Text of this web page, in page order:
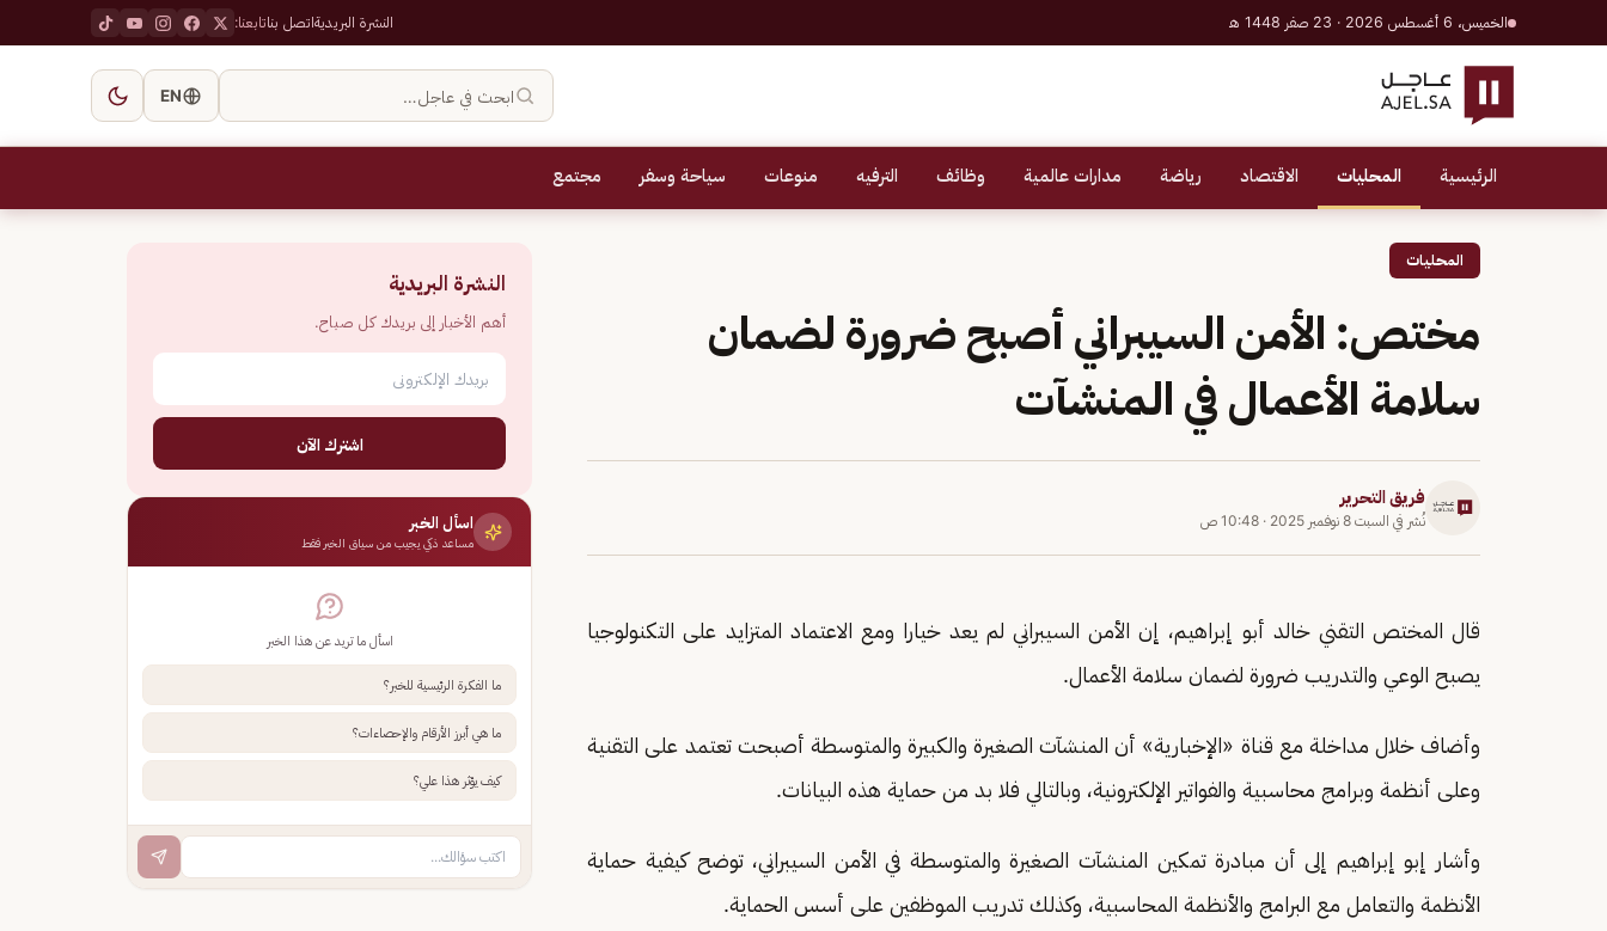
الخميس، 6 أغسطس 2026 · 23 صفر 1448 هـ النشرة البريديةاتصل بناتابعنا:
ابحث في عاجل… EN
الرئيسية المحليات الاقتصاد رياضة مدارات عالمية وظائف الترفيه منوعات سياحة وسفر مجتمع
المحليات
مختص: الأمن السيبراني أصبح ضرورة لضمان
سلامة الأعمال في المنشآت
فريق التحرير
نُشر في السبت 8 نوفمبر 2025 · 10:48 ص
قال المختص التقني خالد أبو إبراهيم، إن الأمن السيبراني لم يعد خيارا ومع الاعتماد المتزايد على التكنولوجيا
يصبح الوعي والتدريب ضرورة لضمان سلامة الأعمال.
وأضاف خلال مداخلة مع قناة «الإخبارية» أن المنشآت الصغيرة والكبيرة والمتوسطة أصبحت تعتمد على التقنية
وعلى أنظمة وبرامج محاسبية والفواتير الإلكترونية، وبالتالي فلا بد من حماية هذه البيانات.
وأشار إبو إبراهيم إلى أن مبادرة تمكين المنشآت الصغيرة والمتوسطة في الأمن السيبراني، توضح كيفية حماية
الأنظمة والتعامل مع البرامج والأنظمة المحاسبية، وكذلك تدريب الموظفين على أسس الحماية.
النشرة البريدية
أهم الأخبار إلى بريدك كل صباح.
اشترك الآن
اسأل الخبر
مساعد ذكي يجيب من سياق الخبر فقط
اسأل ما تريد عن هذا الخبر
ما الفكرة الرئيسية للخبر؟
ما هي أبرز الأرقام والإحصاءات؟
كيف يؤثر هذا علي؟